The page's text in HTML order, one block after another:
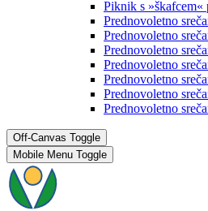
Piknik s
Prednovoletno
Prednovoletno
Prednovoletno
Prednovoletno
Prednovoletno
Prednovoletno
Prednovoletno
Off-Canvas Toggle
Mobile Menu Toggle